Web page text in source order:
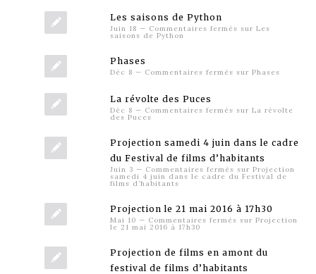
Les saisons de Python
Juin 18 — Commentaires fermés sur Les
saisons de Python
Phases
Déc 8 — Commentaires fermés sur Phases
La révolte des Puces
Déc 8 — Commentaires fermés sur La révolte
des Puces
Projection samedi 4 juin dans le cadre
du Festival de films d’habitants
Juin 3 — Commentaires fermés sur Projection
samedi 4 juin dans le cadre du Festival de
films d’habitants
Projection le 21 mai 2016 à 17h30
Mai 10 — Commentaires fermés sur Projection
le 21 mai 2016 à 17h30
Projection de films en amont du
festival de films d’habitants